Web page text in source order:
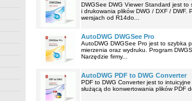
DWGSee DWG Viewer Standard jest
i drukowania plików DWG / DXF / DWF.
wersjach od R14do...
AutoDWG DWGSee Pro
AutoDWG DWGSee Pro jest to szybka
mierzenia oraz wydruku. Program
Narzędzie firmy...
AutoDWG PDF to DWG Converter
PDF to DWG Converter jest to
służącą do konwertowania plików PDF